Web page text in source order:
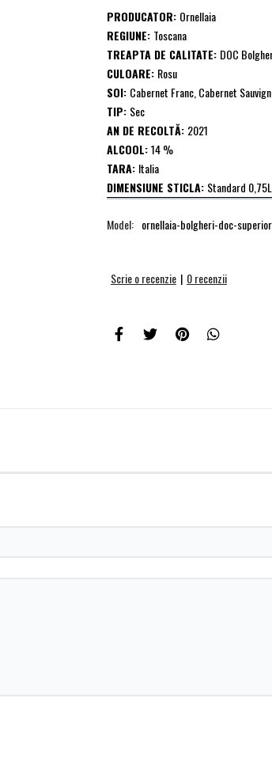
PRODUCATOR: Ornellaia
REGIUNE: Toscana
TREAPTA DE CALITATE: DOC
CULOARE: Rosu
SOI: Cabernet Franc, Cabernet
TIP: Sec
AN DE RECOLTĂ: 2021
ALCOOL:14 %
TARA: Italia
DIMENSIUNE STICLA: Standard 0,75L
Model: ornellaia-bolgheri-doc-
Scrie o recenzie | 0 recenzii